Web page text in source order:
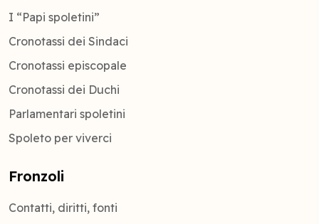
I “Papi spoletini”
Cronotassi dei Sindaci
Cronotassi episcopale
Cronotassi dei Duchi
Parlamentari spoletini
Spoleto per viverci
Fronzoli
Contatti, diritti, fonti